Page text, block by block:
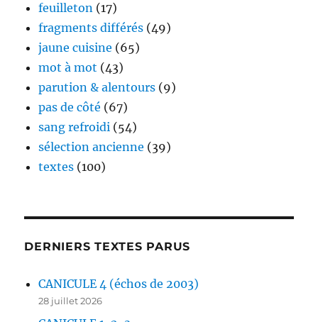
feuilleton (17)
fragments différés (49)
jaune cuisine (65)
mot à mot (43)
parution & alentours (9)
pas de côté (67)
sang refroidi (54)
sélection ancienne (39)
textes (100)
DERNIERS TEXTES PARUS
CANICULE 4 (échos de 2003)
28 juillet 2026